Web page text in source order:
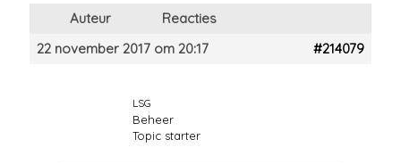
Auteur
Reacties
22 november 2017 om 20:17
#214079
LSG
Beheer
Topic starter